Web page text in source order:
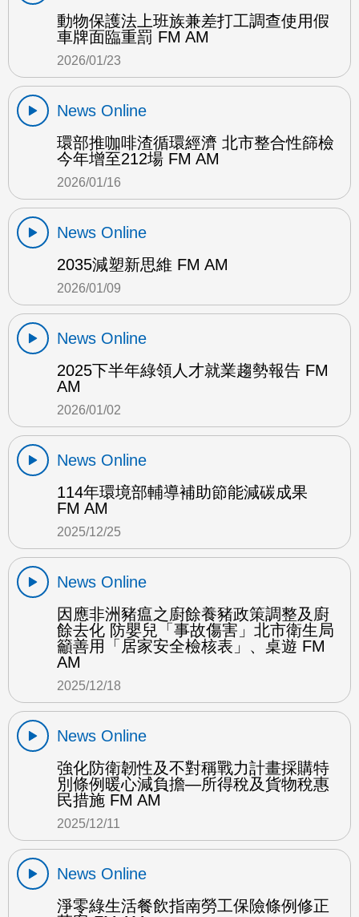
動物保護法上班族兼差打工調查使用假
車牌面臨重罰 FM AM
2026/01/23
News Online
環部推咖啡渣循環經濟 北市整合性篩檢
今年增至212場 FM AM
2026/01/16
News Online
2035減塑新思維 FM AM
2026/01/09
News Online
2025下半年綠領人才就業趨勢報告 FM
AM
2026/01/02
News Online
114年環境部輔導補助節能減碳成果
FM AM
2025/12/25
News Online
因應非洲豬瘟之廚餘養豬政策調整及廚
餘去化 防嬰兒「事故傷害」北市衛生局
籲善用「居家安全檢核表」、桌遊 FM
AM
2025/12/18
News Online
強化防衛韌性及不對稱戰力計畫採購特
別條例暖心減負擔—所得稅及貨物稅惠
民措施 FM AM
2025/12/11
News Online
淨零綠生活餐飲指南勞工保險條例修正